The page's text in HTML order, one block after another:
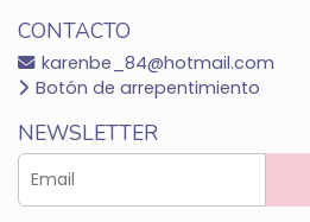
CONTACTO
karenbe_84@hotmail.com
Botón de arrepentimiento
NEWSLETTER